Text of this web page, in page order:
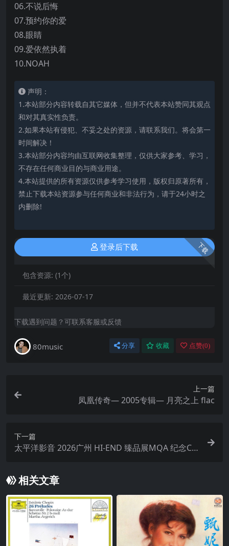
06.不说后悔
07.预约你的爱
08.眼睛
09.爱依然执着
10.NOAH
声明：
1.本站部分内容转载自其它媒体，但并不代表本站赞同其观点
和对其真实性负责。
2.如果本站有侵犯、不妥之处的资源，请联系我们。将会第一
时间解决！
3.本站部分内容均由互联网收集整理，仅供大家参考、学习，
不存在任何商业目的与商业用途。
4.本站提供的所有资源仅供参考学习使用，版权归原著所有，
禁止下载本站资源参与任何商业和非法行为，请于24小时之
内删除!
下载
登录后下载
包含资源: (1个)
最近更新: 2026-07-17
下载遇到问题？可联系客服或反馈
80music 分享 收藏 点赞(0)
上一篇
凤凰传奇— 2005专辑— 月亮之上 flac
下一篇
太平洋影音 2026广州 HI-END 臻品展MQA 纪念CD
相关文章